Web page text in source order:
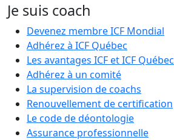
Je suis coach
Devenez membre ICF Mondial
Adhérez à ICF Québec
Les avantages ICF et ICF Québec
Adhérez à un comité
La supervision de coachs
Renouvellement de certification
Le code de déontologie
Assurance professionnelle